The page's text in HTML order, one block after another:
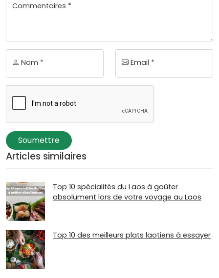
Commentaires *
Nom * Email *
Soumettre
Articles similaires
Top 10 spécialités du Laos à goûter
absolument lors de votre voyage au Laos
Top 10 des meilleurs plats laotiens à essayer